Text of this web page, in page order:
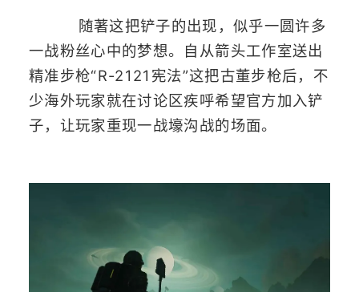
随著这把铲子的出现，似乎一圆许多
一战粉丝心中的梦想。自从箭头工作室送出
精准步枪“R-2121宪法”这把古董步枪后，不
少海外玩家就在讨论区疾呼希望官方加入铲
子，让玩家重现一战壕沟战的场面。